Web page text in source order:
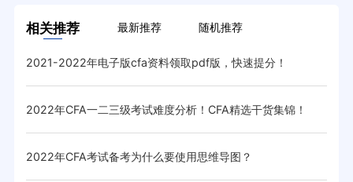
相关推荐 最新推荐 随机推荐
2021-2022年电子版cfa资料领取pdf版，快速提分！
2022年CFA一二三级考试难度分析！CFA精选干货集锦！
2022年CFA考试备考为什么要使用思维导图？